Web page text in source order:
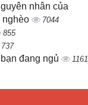
nhân của
nghèo
7044
855
737
đang ngủ 1161